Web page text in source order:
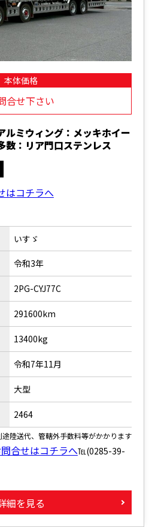
本体価格
合せ下さい
ルミウィング：メッキホイー
数：リア門口ステンレス
はコチラへ
いすゞ
令和3年
2PG-CYJ77C
291600km
13400kg
令和7年11月
大型
2464
陸送代、管轄外手数料等がかかります
合せはコチラへ℡(0285-39-
細を見る